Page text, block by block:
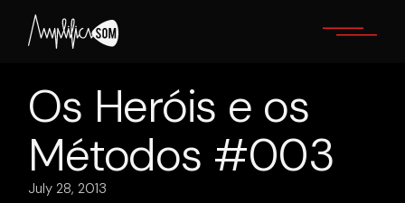
content
Os Heróis e os
Métodos #003
July 28, 2013